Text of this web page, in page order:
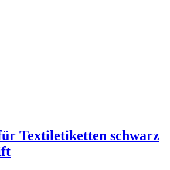
Textiletiketten schwarz